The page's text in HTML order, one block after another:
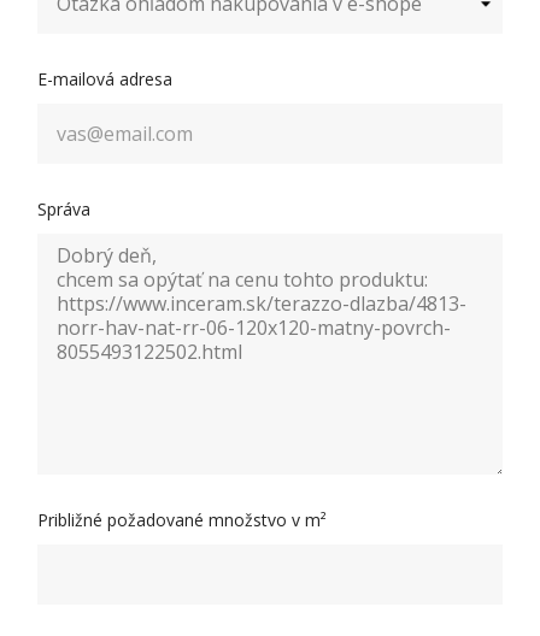
E-mailová adresa
Správa
Približné požadované množstvo v m²